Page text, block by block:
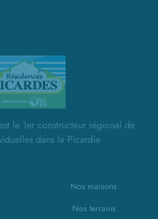
le 1er constructeur régional de
dans la Picardie
Nos maisons
Nos terrains